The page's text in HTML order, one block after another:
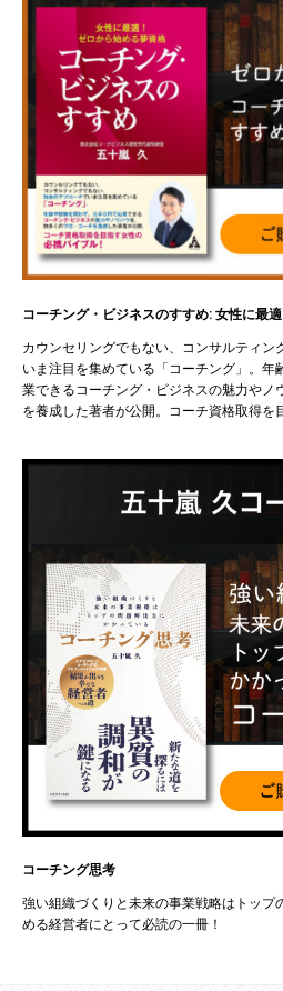
コーチング・ビジネスのすすめ: 女性に最
カウンセリングでもない、コンサルティン
いま注目を集めている「コーチング」。年
業できるコーチング・ビジネスの魅力やノ
を養成した著者が公開。コーチ資格取得を
コーチング思考
強い組織づくりと未来の事業戦略はトップ
める経営者にとって必読の一冊！